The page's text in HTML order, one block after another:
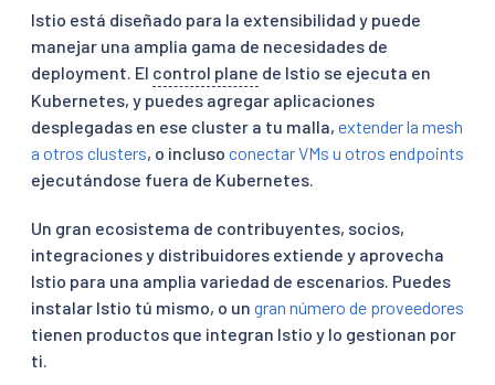
Istio está diseñado para la extensibilidad y puede
manejar una amplia gama de necesidades de
deployment. El control plane de Istio se ejecuta en
Kubernetes, y puedes agregar aplicaciones
desplegadas en ese cluster a tu malla, extender la mesh
a otros clusters, o incluso conectar VMs u otros endpoints
ejecutándose fuera de Kubernetes.
Un gran ecosistema de contribuyentes, socios,
integraciones y distribuidores extiende y aprovecha
Istio para una amplia variedad de escenarios. Puedes
instalar Istio tú mismo, o un gran número de proveedores
tienen productos que integran Istio y lo gestionan por
ti.